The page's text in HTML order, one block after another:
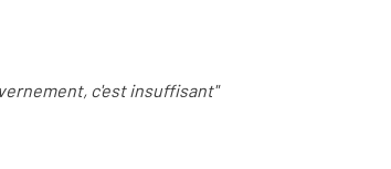
c'est insuffisant"